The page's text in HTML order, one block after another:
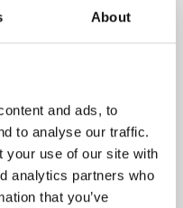
About
and ads, to
to analyse our traffic.
your use of our site with
analytics partners who
that you’ve